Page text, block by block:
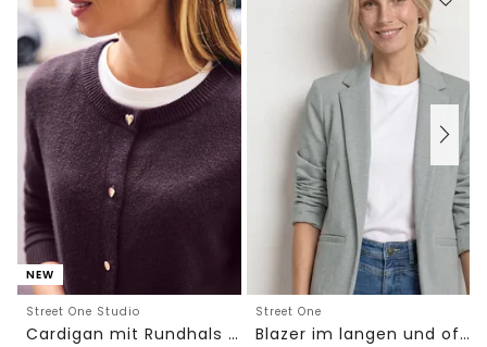
NEW
Street One Studio
Cardigan mit Rundhals und Knöpfen
Street One
Blazer im langen und offenen Schnitt